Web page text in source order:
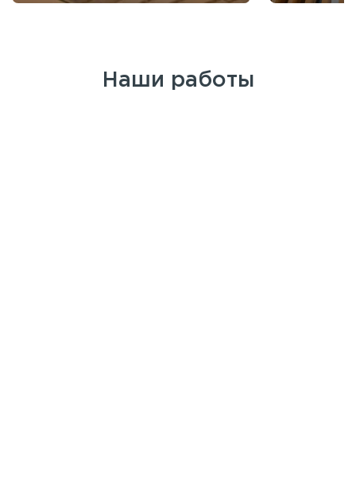
Наши работы